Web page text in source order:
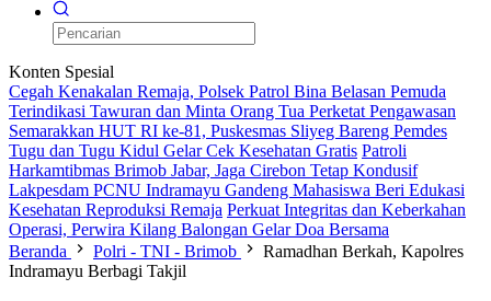
Konten Spesial
Cegah Kenakalan Remaja, Polsek Patrol Bina Belasan Pemuda
Terindikasi Tawuran dan Minta Orang Tua Perketat Pengawasan
Semarakkan HUT RI ke-81, Puskesmas Sliyeg Bareng Pemdes
Tugu dan Tugu Kidul Gelar Cek Kesehatan Gratis Patroli
Harkamtibmas Brimob Jabar, Jaga Cirebon Tetap Kondusif
Lakpesdam PCNU Indramayu Gandeng Mahasiswa Beri Edukasi
Kesehatan Reproduksi Remaja Perkuat Integritas dan Keberkahan
Operasi, Perwira Kilang Balongan Gelar Doa Bersama
Beranda
Polri - TNI - Brimob
Ramadhan Berkah, Kapolres
Indramayu Berbagi Takjil